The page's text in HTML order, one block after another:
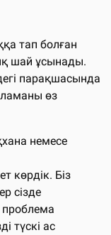
тап болған
шай ұсынады.
парақшасында
өз
немесе
көрдік. Біз
сізде
түскі ас